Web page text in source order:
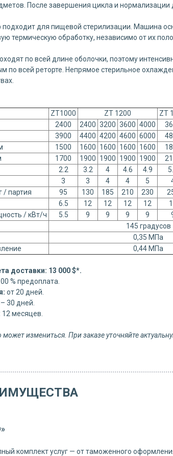
После завершения цикла и нормализации
подходит для пищевой стерилизации. Машина
термическую обработку, независимо от их
по всей длине оболочки, поэтому
по всей реторте. Непрямое стерильное
ZT1000 ZT 1200 ZT
2400 2400 3200 3600 4000
3900 4400 4200 4600 6000
1500 1600 1600 1600 1600
1700 1900 1900 1900 1900
2.2 3.2 4 4.6 4.9
3 3 4 4 5
/ партия
95 130 185 210 230
6.5 12 12 12 12
/ кВт/ч
5.5 9 9 9 9
145 градусов
0,35 МПа
0,44 МПа
доставки: 13 000 $*.
% предоплата.
от 20 дней.
30 дней.
12 месяцев.
измениться. При заказе уточняйте
комплект услуг — от таможенного